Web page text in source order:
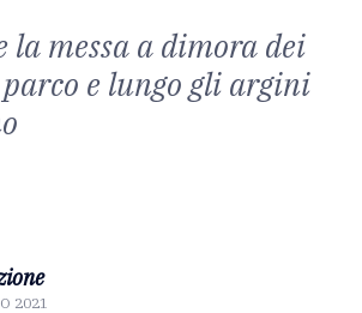
messa a dimora dei
e lungo gli argini
2021